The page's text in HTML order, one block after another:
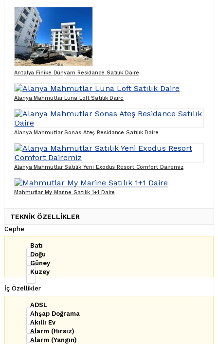
Antalya Finike Dünyam Residance Satılık Daire
Alanya Mahmutlar Luna Loft Satılık Daire
Alanya Mahmutlar Sonas Ateş Residance Satılık Daire
Alanya Mahmutlar Satılık Yeni Exodus Resort Comfort Dairemiz
Mahmutlar My Marine Satılık 1+1 Daire
TEKNİK ÖZELLİKLER
Cephe
Batı
Doğu
Güney
Kuzey
İç Özellikler
ADSL
Ahşap Doğrama
Akıllı Ev
Alarm (Hırsız)
Alarm (Yangın)